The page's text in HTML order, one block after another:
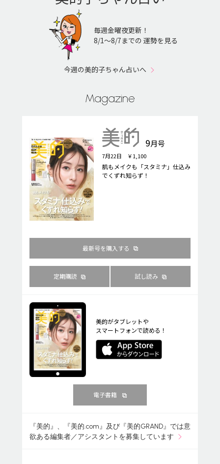
毎週金曜夜更新！
8/1〜8/7までの 運勢を見る
今週の美的子ちゃん占いへ
Magazine
9月号
7月22日 ￥1,100
肌もメイクも「スタミナ」仕込み
でくずれ知らず！
最新号を購入する
定期購読 試し読み
美的がタブレットや
スマートフォンで読める！
電子書籍
『美的』、『美的.com』及び『美的GRAND』では意
欲ある編集者／アシスタントを募集しています